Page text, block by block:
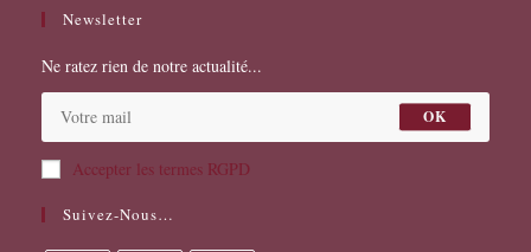
Newsletter
Ne ratez rien de notre actualité...
OK
Accepter les termes RGPD
Suivez-Nous…